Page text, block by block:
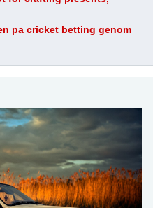
pa cricket betting genom